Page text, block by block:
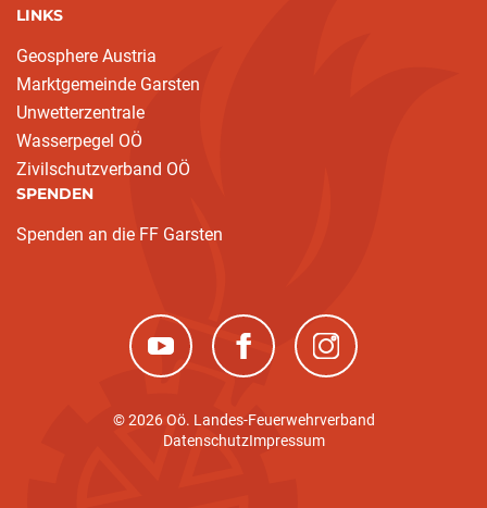
LINKS
Geosphere Austria
Marktgemeinde Garsten
Unwetterzentrale
Wasserpegel OÖ
Zivilschutzverband OÖ
SPENDEN
Spenden an die FF Garsten
(neues Fenster)(neues Fenster)(neues Fenster)
© 2026 Oö. Landes-Feuerwehrverband
DatenschutzImpressum